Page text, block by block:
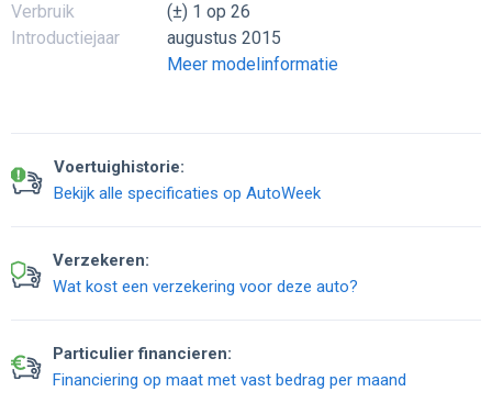
Verbruik
(±) 1 op 26
Introductiejaar
augustus 2015
Meer modelinformatie
Voertuighistorie:
Bekijk alle specificaties op AutoWeek
Verzekeren:
Wat kost een verzekering voor deze auto?
Particulier financieren:
Financiering op maat met vast bedrag per maand